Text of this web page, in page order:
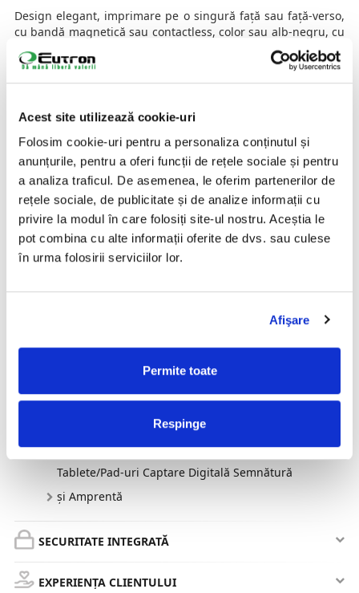
Acest site utilizează cookie-uri
Folosim cookie-uri pentru a personaliza conținutul și
anunțurile, pentru a oferi funcții de rețele sociale și pentru
a analiza traficul. De asemenea, le oferim partenerilor de
rețele sociale, de publicitate și de analize informații cu
privire la modul în care folosiți site-ul nostru. Aceștia le
pot combina cu alte informații oferite de dvs. sau culese
în urma folosirii serviciilor lor.
Afişare
Permite toate
Respinge
PROCESE NUMERAR
IDENTIFICARE AUTOMATĂ PRODUSE,
DOCUMENTE IDENTIFICARE & PERSOANE
Identificare Persoane
Imprimante Carduri
Tablete/Pad-uri Captare Digitală Semnătură
și Amprentă
SECURITATE INTEGRATĂ
EXPERIENȚA CLIENTULUI
Design elegant, imprimare pe o singură față sau față-verso,
cu bandă magnetică sau contactless, color sau alb-negru, cu
imprimantele de carduri ZC300 și ZC350 veți obține cele mai
rapide viteze de imprimare și opțiuni avansate care vă
permit să creați orice design de card doriți.
AI NEVOIE DE O SOLUTIE SPECIFICA INDUSTRIEI TALE?
CONTACTEAZA-NE